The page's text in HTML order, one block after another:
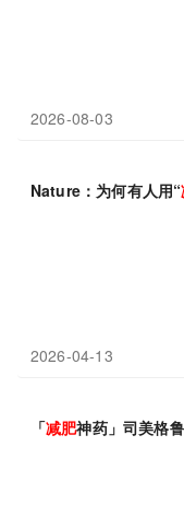
2026-08-03
Nature：为何有人用“
2026-04-13
「减肥神药」司美格